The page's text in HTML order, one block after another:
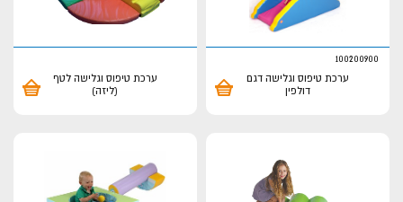
100200900
ערכת טיפוס וגלישה דגם
דולפין
ערכת טיפוס וגלישה לטף
(ליזה)